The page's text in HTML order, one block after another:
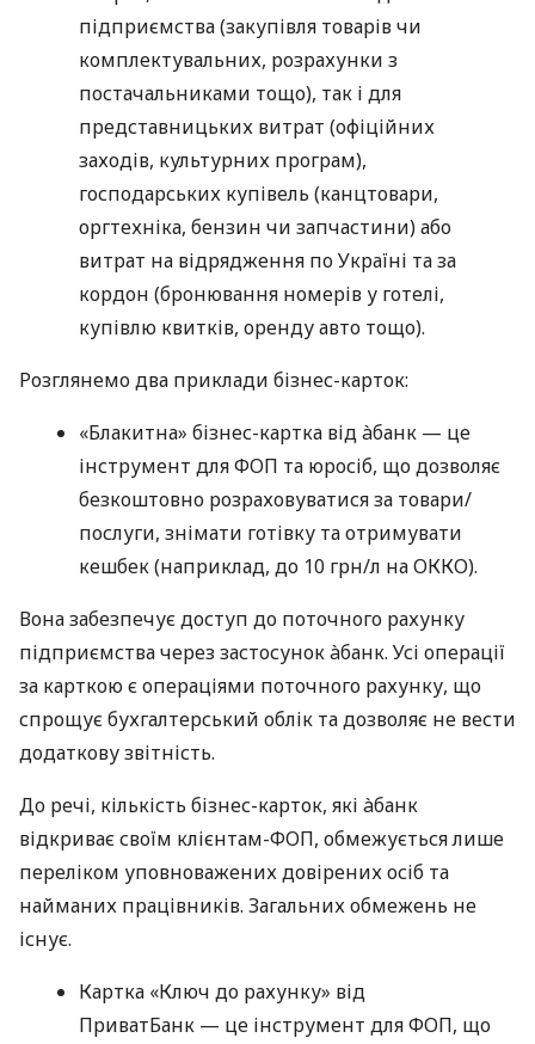
підприємства (закупівля товарів чи
комплектувальних, розрахунки з
постачальниками тощо), так і для
представницьких витрат (офіційних
заходів, культурних програм),
господарських купівель (канцтовари,
оргтехніка, бензин чи запчастини) або
витрат на відрядження по Україні та за
кордон (бронювання номерів у готелі,
купівлю квитків, оренду авто тощо).
Розглянемо два приклади бізнес-карток:
«Блакитна» бізнес-картка від àбанк — це
інструмент для ФОП та юросіб, що дозволяє
безкоштовно розраховуватися за товари/
послуги, знімати готівку та отримувати
кешбек (наприклад, до 10 грн/л на ОККО).
Вона забезпечує доступ до поточного рахунку
підприємства через застосунок àбанк. Усі операції
за карткою є операціями поточного рахунку, що
спрощує бухгалтерський облік та дозволяє не вести
додаткову звітність.
До речі, кількість бізнес-карток, які àбанк
відкриває своїм клієнтам-ФОП, обмежується лише
переліком уповноважених довірених осіб та
найманих працівників. Загальних обмежень не
існує.
Картка «Ключ до рахунку» від
ПриватБанк — це інструмент для ФОП, що